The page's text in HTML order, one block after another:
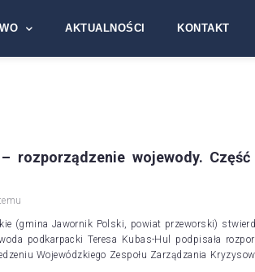
AKTUALNOŚCI KONTAKT
rozporządzenie wojewody.
(gmina Jawornik Polski, powiat przeworski)
podkarpacki Teresa Kubas-Hul podpisała
Wojewódzkiego Zespołu Zarządzania